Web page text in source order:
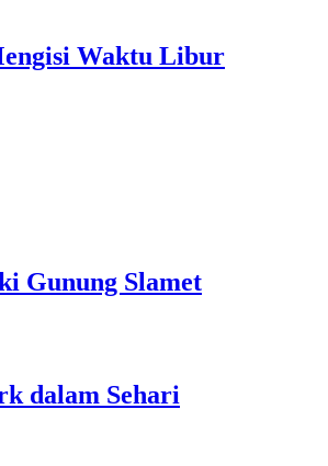
Waktu Libur
Gunung Slamet
dalam Sehari